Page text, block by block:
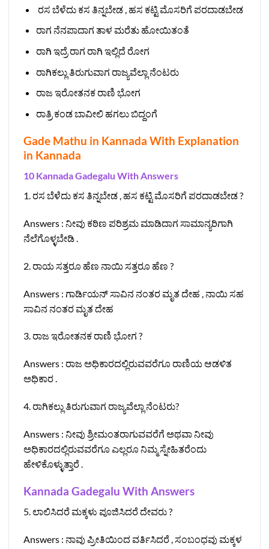
ರಸ ಬೆಳೆದು ಕಸ ತಿನ್ನಬೇಡ , ಹಸ ಕಟ್ಟಿ ಮೊಸರಿಗೆ ಪರದಾಡಬೇಡ
ರಾಗ ನೆನಪಾದಾಗ ತಾಳ ಮರೆತು ಹೋಯಿತಂತೆ
ರಾಗಿ ಇದ್ರೆ ರಾಗ ರಾಗಿ ಇಲ್ಲಿದೆ ರೋಗ
ರಾಗಿಕಲ್ಲು ತಿರುಗುವಾಗ ರಾಜ್ಯವೆಲ್ಲಾ ನೆಂಟರು
ರಾಜ ಇರೋತನಕ ರಾಣಿ ಭೋಗ
ರಾತ್ರಿ ಕಂಡ ಬಾವೀಲಿ ಹಗಲು ಬಿದ್ದಂಗೆ
Gade Mathu in Kannada With Explanation
in Kannada
10 Kannada Gadegalu With Answers
1. ರಸ ಬೆಳೆದು ಕಸ ತಿನ್ನಬೇಡ , ಹಸ ಕಟ್ಟಿ ಮೊಸರಿಗೆ ಪರದಾಡಬೇಡ ?
Answers : ನೀವು ಕಠಿಣ ಪರಿಶ್ರಮ ಮಾಡಿದಾಗ ಸಾಮಾನ್ಯರಿಗಾಗಿ
ನೆಲೆಗೊಳ್ಳಬೇಡಿ .
2. ರಾಯ ಸತ್ತರೂ ಹೆಣ ನಾಯಿ ಸತ್ತರೂ ಹೆಣ ?
Answers : ಗಾರ್ಡಿಯನ್ ಸಾವಿನ ನಂತರ ಮೃತ ದೇಹ , ನಾಯಿ ಸಹ
ಸಾವಿನ ನಂತರ ಮೃತ ದೇಹ
3. ರಾಜ ಇರೋತನಕ ರಾಣಿ ಭೋಗ ?
Answers : ರಾಜ ಅಧಿಕಾರದಲ್ಲಿರುವವರೆಗೂ ರಾಣಿಯ ಆಡಳಿತ
ಅಧಿಕಾರ .
4. ರಾಗಿಕಲ್ಲು ತಿರುಗುವಾಗ ರಾಜ್ಯವೆಲ್ಲಾ ನೆಂಟರು?
Answers : ನೀವು ಶ್ರೀಮಂತರಾಗುವವರೆಗೆ ಅಥವಾ ನೀವು
ಅಧಿಕಾರದಲ್ಲಿರುವವರೆಗೂ ಎಲ್ಲರೂ ನಿಮ್ಮ ಸ್ನೇಹಿತರೆಂದು
ಹೇಳಿಕೊಳ್ಳುತ್ತಾರೆ .
Kannada Gadegalu With Answers
5. ಲಾಲಿಸಿದರೆ ಮಕ್ಕಳು ಪೂಜಿಸಿದರೆ ದೇವರು ?
Answers : ನಾವು ಪ್ರೀತಿಯಿಂದ ವರ್ತಿಸಿದರೆ , ಸಂಬಂಧವು ಮಕ್ಕಳ